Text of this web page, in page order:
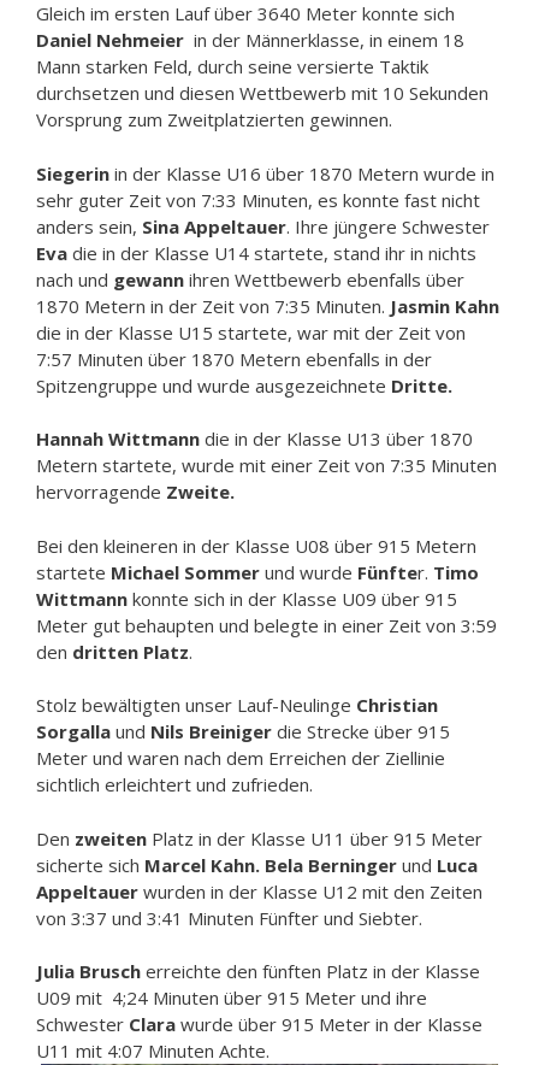
Gleich im ersten Lauf über 3640 Meter konnte sich
Daniel Nehmeier in der Männerklasse, in einem 18
Mann starken Feld, durch seine versierte Taktik
durchsetzen und diesen Wettbewerb mit 10 Sekunden
Vorsprung zum Zweitplatzierten gewinnen.
Siegerin in der Klasse U16 über 1870 Metern wurde in
sehr guter Zeit von 7:33 Minuten, es konnte fast nicht
anders sein, Sina Appeltauer. Ihre jüngere Schwester
Eva die in der Klasse U14 startete, stand ihr in nichts
nach und gewann ihren Wettbewerb ebenfalls über
1870 Metern in der Zeit von 7:35 Minuten. Jasmin Kahn
die in der Klasse U15 startete, war mit der Zeit von
7:57 Minuten über 1870 Metern ebenfalls in der
Spitzengruppe und wurde ausgezeichnete Dritte.
Hannah Wittmann die in der Klasse U13 über 1870
Metern startete, wurde mit einer Zeit von 7:35 Minuten
hervorragende Zweite.
Bei den kleineren in der Klasse U08 über 915 Metern
startete Michael Sommer und wurde Fünfter. Timo
Wittmann konnte sich in der Klasse U09 über 915
Meter gut behaupten und belegte in einer Zeit von 3:59
den dritten Platz.
Stolz bewältigten unser Lauf-Neulinge Christian
Sorgalla und Nils Breiniger die Strecke über 915
Meter und waren nach dem Erreichen der Ziellinie
sichtlich erleichtert und zufrieden.
Den zweiten Platz in der Klasse U11 über 915 Meter
sicherte sich Marcel Kahn. Bela Berninger und Luca
Appeltauer wurden in der Klasse U12 mit den Zeiten
von 3:37 und 3:41 Minuten Fünfter und Siebter.
Julia Brusch erreichte den fünften Platz in der Klasse
U09 mit 4;24 Minuten über 915 Meter und ihre
Schwester Clara wurde über 915 Meter in der Klasse
U11 mit 4:07 Minuten Achte.